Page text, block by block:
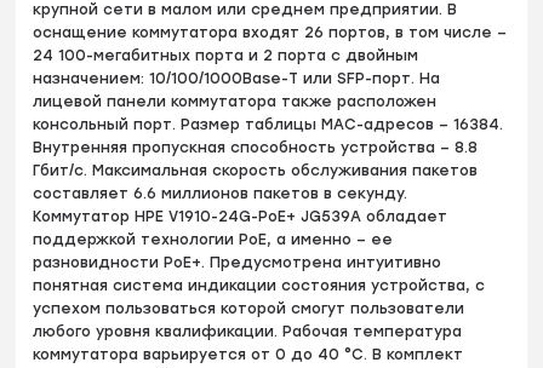
крупной сети в малом или среднем предприятии. В
оснащение коммутатора входят 26 портов, в том числе –
24 100-мегабитных порта и 2 порта с двойным
назначением: 10/100/1000Base-T или SFP-порт. На
лицевой панели коммутатора также расположен
консольный порт. Размер таблицы MAC-адресов – 16384.
Внутренняя пропускная способность устройства – 8.8
Гбит/с. Максимальная скорость обслуживания пакетов
составляет 6.6 миллионов пакетов в секунду.
Коммутатор HPE V1910-24G-PoE+ JG539A обладает
поддержкой технологии PoE, а именно – ее
разновидности PoE+. Предусмотрена интуитивно
понятная система индикации состояния устройства, с
успехом пользоваться которой смогут пользователи
любого уровня квалификации. Рабочая температура
коммутатора варьируется от 0 до 40 °C. В комплект